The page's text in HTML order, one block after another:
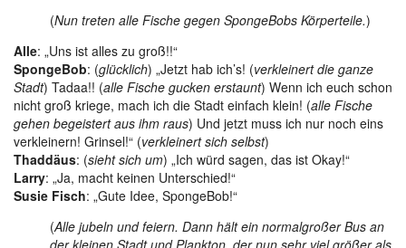
(Nun treten alle Fische gegen SpongeBobs Körperteile.)
Alle: „Uns ist alles zu groß!!“
SpongeBob: (glücklich) „Jetzt hab ich’s! (verkleinert die ganze
Stadt) Tadaa!! (alle Fische gucken erstaunt) Wenn ich euch schon
nicht groß kriege, mach ich die Stadt einfach klein! (alle Fische
gehen begeistert aus ihm raus) Und jetzt muss ich nur noch eins
verkleinern! Grinsel!“ (verkleinert sich selbst)
Thaddäus: (sieht sich um) „Ich würd sagen, das ist Okay!“
Larry: „Ja, macht keinen Unterschied!“
Susie Fisch: „Gute Idee, SpongeBob!“
(Alle jubeln und feiern. Dann hält ein normalgroßer Bus an